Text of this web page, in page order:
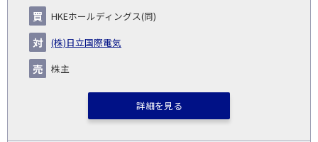
示
い
企
業・
事業
り
HKEホールディングス(同)
(株)日立国際電気
株主
詳細を見る